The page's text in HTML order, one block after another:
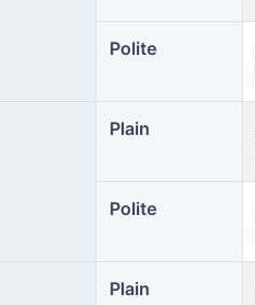
Polite
Plain
Polite
Plain